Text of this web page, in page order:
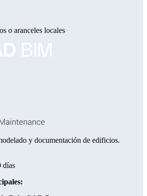
o aranceles locales
y documentación de edificios.
días